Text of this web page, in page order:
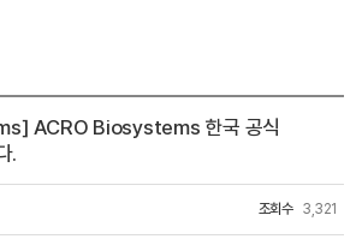
ACRO Biosystems 한국 공식
.
조회수 3,321